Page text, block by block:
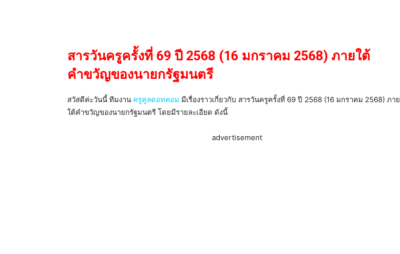
สารวันครูครั้งที่ 69 ปี 2568 (16 มกราคม 2568) ภายใต้
คำขวัญของนายกรัฐมนตรี
สวัสดีค่ะวันนี้ ทีมงาน ครูคูลดอทคอม มีเรื่องราวเกี่ยวกับ สารวันครูครั้งที่ 69 ปี 2568 (16 มกราคม 2568) ภาย
ใต้คำขวัญของนายกรัฐมนตรี โดยมีรายละเอียด ดังนี้
advertisement